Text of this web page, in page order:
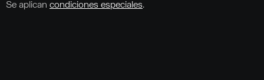
Se aplican condiciones especiales.